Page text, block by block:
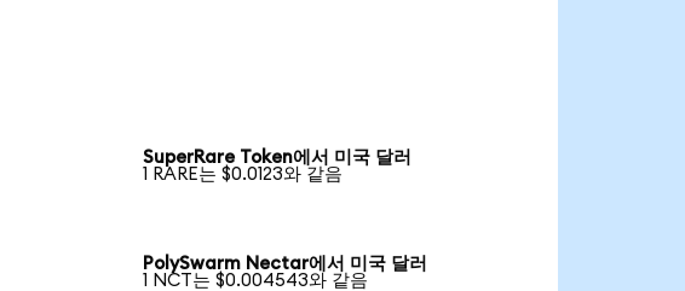
SuperRare Token에서 미국 달러
1 RARE는 $0.0123와 같음
PolySwarm Nectar에서 미국 달러
1 NCT는 $0.004543와 같음